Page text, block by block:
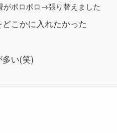
ボロボロ→張り替えました
こかに入れたかった
多い(笑)